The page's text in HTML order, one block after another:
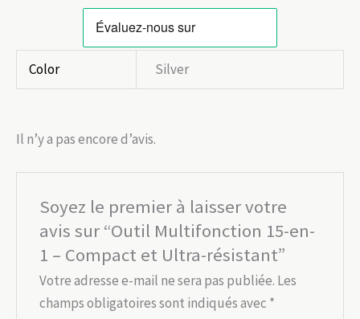
Color Silver
Il n’y a pas encore d’avis.
Soyez le premier à laisser votre
avis sur “Outil Multifonction 15-en-
1 – Compact et Ultra-résistant”
Votre adresse e-mail ne sera pas publiée. Les
champs obligatoires sont indiqués avec *